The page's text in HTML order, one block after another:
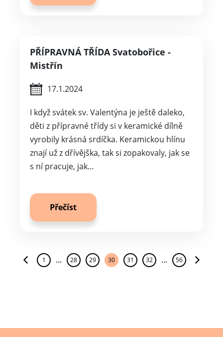
PŘÍPRAVNÁ TŘÍDA Svatobořice -
Mistřín
17.1.2024
I když svátek sv. Valentýna je ještě daleko,
děti z přípravné třídy si v keramické dílně
vyrobily krásná srdíčka. Keramickou hlínu
znají už z dřívějška, tak si zopakovaly, jak se
s ní pracuje, jak…
Přečíst
1 ... 28 29 30 31 32 ... 56